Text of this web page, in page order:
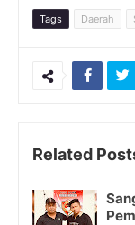
Tags Daerah
Related